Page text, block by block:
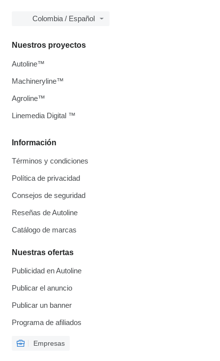
Colombia / Español
Información
Términos y condiciones
Política de privacidad
Consejos de seguridad
Reseñas de Autoline
Catálogo de marcas
Nuestras ofertas
Publicidad en Autoline
Publicar el anuncio
Publicar un banner
Programa de afiliados
Empresas
Nuestros proyectos
Autoline™
Machineryline™
Agroline™
Linemedia Digital ™